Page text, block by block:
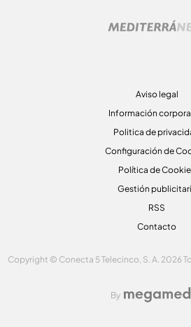
Aviso legal
Información
Politica de
Configuración de
Política de
Gestión
RSS
Contacto
Copyright © Conecta 5 Telecinco, S. A. 2026
By